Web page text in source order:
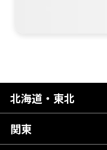
北海道・東北
北海道
関東